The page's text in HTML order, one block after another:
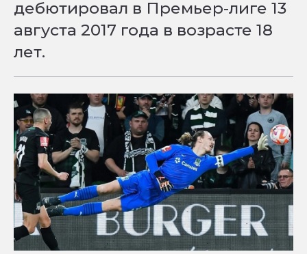
дебютировал в Премьер-лиге 13
августа 2017 года в возрасте 18
лет.